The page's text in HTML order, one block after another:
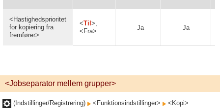
<Hastighedsprioritet
for kopiering fra
fremfører>
<Til >,
<Fra>
Ja Ja
<Jobseparator mellem grupper>
(Indstillinger/Registrering) <Funktionsindstillinger> <Kopi>